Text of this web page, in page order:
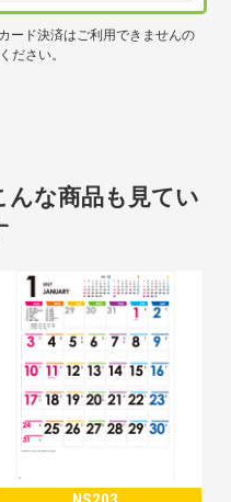
ード決済はご利用できませんの
ださい。
んな商品も見てい